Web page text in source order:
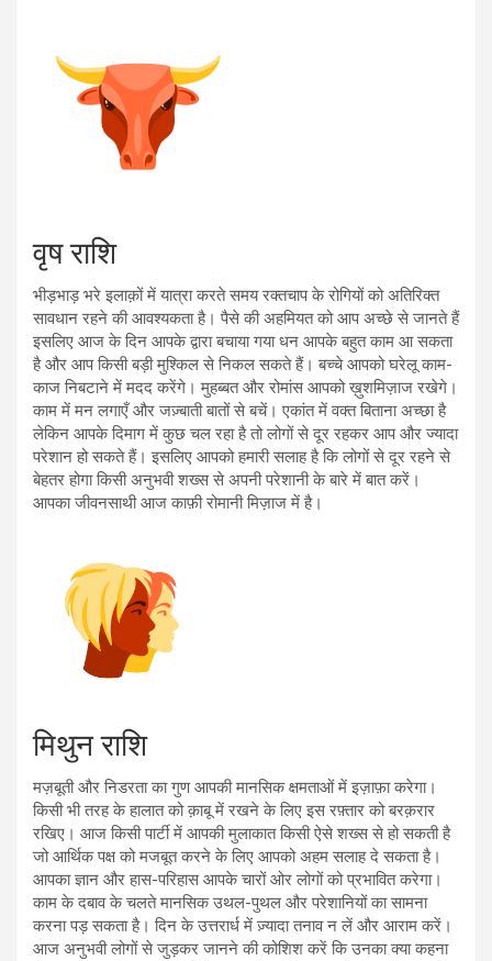
वृष राशि
भीड़भाड़ भरे इलाक़ों में यात्रा करते समय रक्तचाप के रोगियों को अतिरिक्त
सावधान रहने की आवश्यकता है। पैसे की अहमियत को आप अच्छे से जानते हैं
इसलिए आज के दिन आपके द्वारा बचाया गया धन आपके बहुत काम आ सकता
है और आप किसी बड़ी मुश्किल से निकल सकते हैं। बच्चे आपको घरेलू काम-
काज निबटाने में मदद करेंगे। मुहब्बत और रोमांस आपको ख़ुशमिज़ाज रखेगे।
काम में मन लगाएँ और जज़्बाती बातों से बचें। एकांत में वक्त बिताना अच्छा है
लेकिन आपके दिमाग में कुछ चल रहा है तो लोगों से दूर रहकर आप और ज्यादा
परेशान हो सकते हैं। इसलिए आपको हमारी सलाह है कि लोगों से दूर रहने से
बेहतर होगा किसी अनुभवी शख्स से अपनी परेशानी के बारे में बात करें।
आपका जीवनसाथी आज काफ़ी रोमानी मिज़ाज में है।
मिथुन राशि
मज़बूती और निडरता का गुण आपकी मानसिक क्षमताओं में इज़ाफ़ा करेगा।
किसी भी तरह के हालात को क़ाबू में रखने के लिए इस रफ़्तार को बरक़रार
रखिए। आज किसी पार्टी में आपकी मुलाकात किसी ऐसे शख्स से हो सकती है
जो आर्थिक पक्ष को मजबूत करने के लिए आपको अहम सलाह दे सकता है।
आपका ज्ञान और हास-परिहास आपके चारों ओर लोगों को प्रभावित करेगा।
काम के दबाव के चलते मानसिक उथल-पुथल और परेशानियों का सामना
करना पड़ सकता है। दिन के उत्तरार्ध में ज़्यादा तनाव न लें और आराम करें।
आज अनुभवी लोगों से जुड़कर जानने की कोशिश करें कि उनका क्या कहना